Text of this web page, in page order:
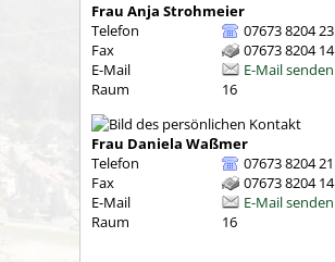
Frau Anja Strohmeier
Telefon
07673 8204 23
Fax
07673 8204 14
E-Mail
E-Mail senden
Raum
16
Frau Daniela Waßmer
Telefon
07673 8204 21
Fax
07673 8204 14
E-Mail
E-Mail senden
Raum
16